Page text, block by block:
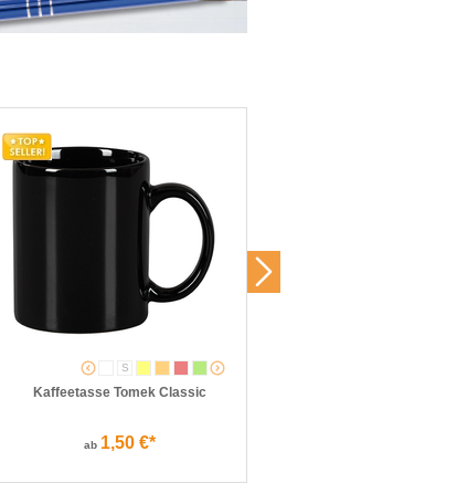
S
Kaffeetasse Tomek Classic
ab 1,50 €*